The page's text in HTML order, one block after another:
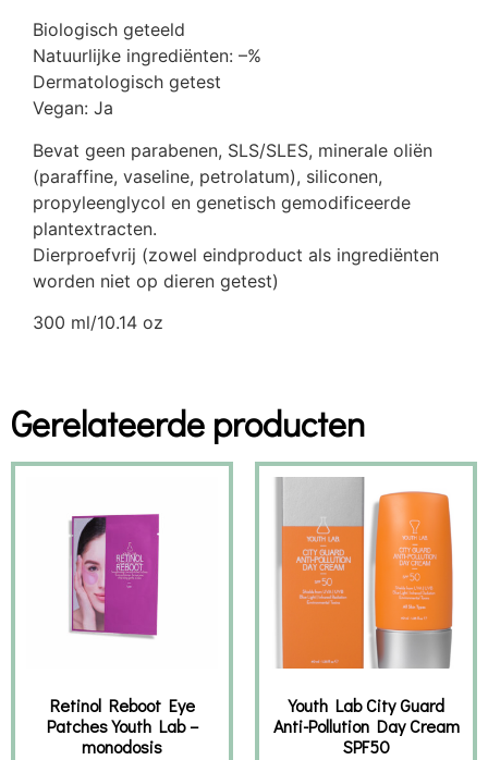
Biologisch geteeld
Natuurlijke ingrediënten: –%
Dermatologisch getest
Vegan: Ja
Bevat geen parabenen, SLS/SLES, minerale oliën
(paraffine, vaseline, petrolatum), siliconen,
propyleenglycol en genetisch gemodificeerde
plantextracten.
Dierproefvrij (zowel eindproduct als ingrediënten
worden niet op dieren getest)
300 ml/10.14 oz
Gerelateerde producten
Retinol Reboot Eye
Patches Youth Lab –
monodosis
Youth Lab City Guard
Anti-Pollution Day Cream
SPF50